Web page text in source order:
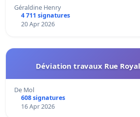
Géraldine Henry
4 711 signatures
20 Apr 2026
Déviation travaux Rue
De Mol
608 signatures
16 Apr 2026